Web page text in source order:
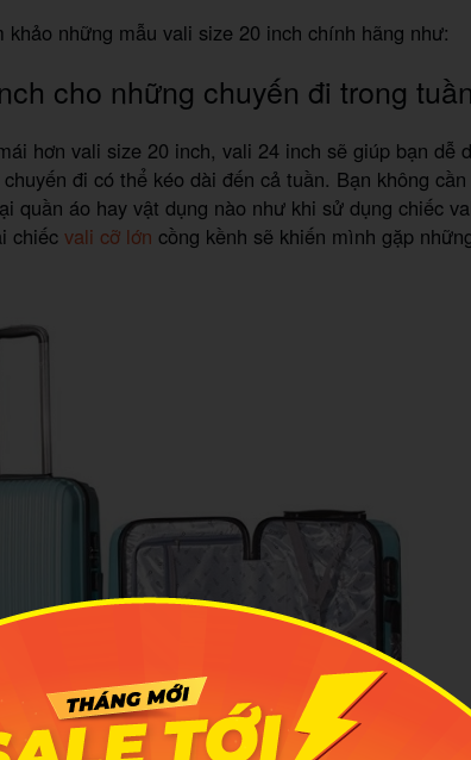
những mẫu vali size 20 inch chính hãng như:
cho những chuyến đi trong tuần
hơn vali size 20 inch, vali 24 inch sẽ giúp bạn dễ
đi có thể kéo dài đến cả tuần. Bạn không cần
quần áo hay vật dụng nào như khi sử dụng chiếc
chiếc vali cỡ lớn cồng kềnh sẽ khiến mình gặp